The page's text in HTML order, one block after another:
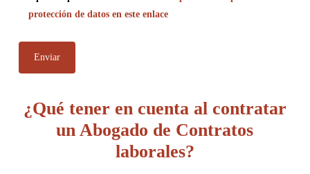
protección de datos en este enlace
¿Qué tener en cuenta al contratar
un Abogado de Contratos
laborales?